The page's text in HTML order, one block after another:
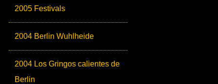
2005 Festivals
2004 Berlin Wuhlheide
2004 Los Gringos calientes de
Berlin